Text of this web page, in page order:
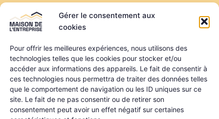
Gérer le consentement aux
cookies
Pour offrir les meilleures expériences, nous utilisons des
technologies telles que les cookies pour stocker et/ou
accéder aux informations des appareils. Le fait de consentir à
ces technologies nous permettra de traiter des données telles
que le comportement de navigation ou les ID uniques sur ce
site. Le fait de ne pas consentir ou de retirer son
consentement peut avoir un effet négatif sur certaines
Louer une salle de réunion
Louer un bureau
Domiciliation
Informations
Mentions légales
Politique de confidentialité
Qui sommes-nous ?